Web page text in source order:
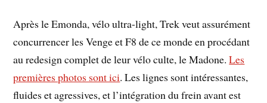
Après le Emonda, vélo ultra-light, Trek veut assurément
concurrencer les Venge et F8 de ce monde en procédant
au redesign complet de leur vélo culte, le Madone.Les
premières photos sont ici. Les lignes sont intéressantes,
fluides et agressives, et l’intégration du frein avant est